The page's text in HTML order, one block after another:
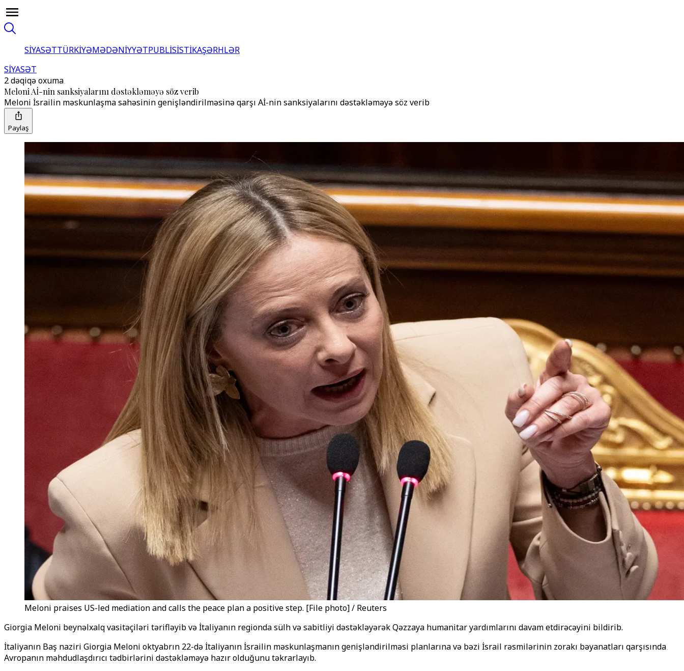
SİYASƏTTÜRKİYƏMƏDƏNİYYƏTPUBLİSİSTİKAŞƏRHLƏR
SİYASƏT
2 dəqiqə oxuma
Meloni Aİ-nin sanksiyalarını dəstəkləməyə söz verib
Meloni İsrailin məskunlaşma sahəsinin genişləndirilməsinə qarşı Aİ-nin sanksiyalarını dəstəkləməyə söz verib
Paylaş
Meloni praises US-led mediation and calls the peace plan a positive step. [File photo] / Reuters
Giorgia Meloni beynəlxalq vasitəçiləri tərifləyib və İtaliyanın regionda sülh və sabitliyi dəstəkləyərək Qəzzaya humanitar yardımlarını davam etdirəcəyini bildirib.
İtaliyanın Baş naziri Giorgia Meloni oktyabrın 22-də İtaliyanın İsrailin məskunlaşmanın genişləndirilməsi planlarına və bəzi İsrail rəsmilərinin zorakı bəyanatları qarşısında
Avropanın məhdudlaşdırıcı tədbirlərini dəstəkləməyə hazır olduğunu təkrarlayıb.